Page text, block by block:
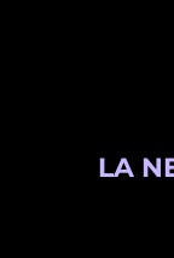
LA